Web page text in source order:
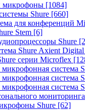
микрофоны [1084]
Shure [660]
для конференций
Stem [6]
Shure
Shure Axient Digital
серии Microflex
микрофонная система
микрофонная система
микрофонная система
мониторинга
Shure [62]